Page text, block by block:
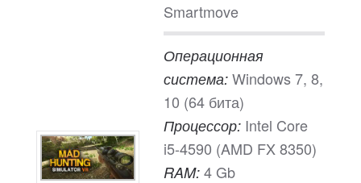
Smartmove
Операционная
система: Windows 7, 8,
10 (64 бита)
Процессор: Intel Core
i5-4590 (AMD FX 8350)
RAM: 4 Gb